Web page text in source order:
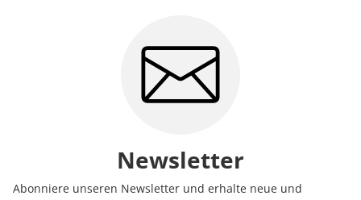
Newsletter
Abonniere unseren Newsletter und erhalte neue und